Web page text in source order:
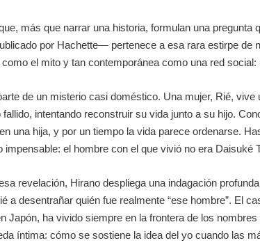
más que narrar una historia, formulan una
por Hachette— pertenece a esa rara estirpe de
como el mito y tan contemporánea como una red
de un misterio casi doméstico. Una mujer, Rié,
fallido, intentando reconstruir su vida junto a su hijo.
una hija, y por un tiempo la vida parece ordenarse.
impensable: el hombre con el que vivió no era Daisuké
revelación, Hirano despliega una indagación
a desentrañar quién fue realmente “ese hombre”. El
Japón, ha vivido siempre en la frontera de los
íntima: cómo se sostiene la idea del yo cuando las